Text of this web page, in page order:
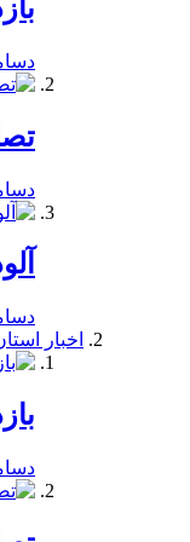
دسامبر
دسامبر
دسامبر
اخبار
دسامبر